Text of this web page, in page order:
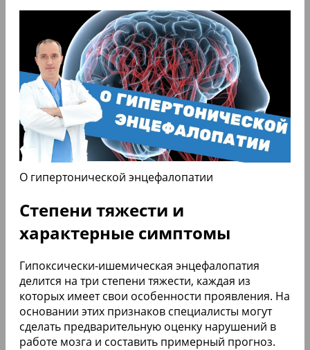
О гипертонической энцефалопатии
Степени тяжести и
характерные симптомы
Гипоксически-ишемическая энцефалопатия
делится на три степени тяжести, каждая из
которых имеет свои особенности проявления. На
основании этих признаков специалисты могут
сделать предварительную оценку нарушений в
работе мозга и составить примерный прогноз.